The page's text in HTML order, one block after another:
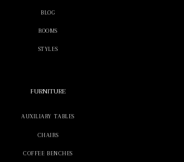
BLOG
ROOMS
STYLES
FURNITURE
AUXILIARY TABLES
CHAIRS
COFFEE BENCHES